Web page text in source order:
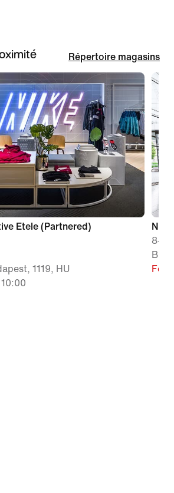
Répertoire magasins
Etele (Partnered)
1119, HU
10:00
8-10